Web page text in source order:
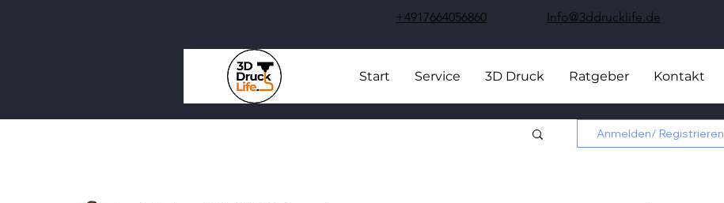
+4917664056860 Info@3ddrucklife.de
Start Service 3D Druck Ratgeber Kontakt
Anmelden/ Registrieren